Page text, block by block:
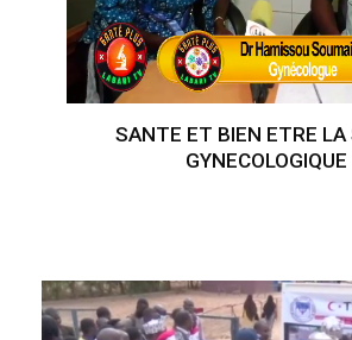
SANTE ET BIEN ETRE LA
GYNECOLOGIQUE